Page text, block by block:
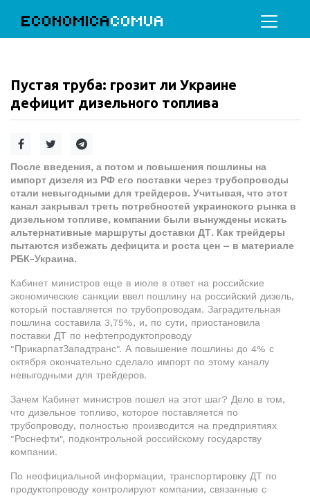
ECONOMICACOMUA
Пустая труба: грозит ли Украине
дефицит дизельного топлива
После введения, а потом и повышения пошлины на
импорт дизеля из РФ его поставки через трубопроводы
стали невыгодными для трейдеров. Учитывая, что этот
канал закрывал треть потребностей украинского рынка в
дизельном топливе, компании были вынуждены искать
альтернативные маршруты доставки ДТ. Как трейдеры
пытаются избежать дефицита и роста цен – в материале
РБК-Украина.
Кабинет министров еще в июле в ответ на российские
экономические санкции ввел пошлину на российский дизель,
который поставляется по трубопроводам. Заградительная
пошлина составила 3,75%, и, по сути, приостановила
поставки ДТ по нефтепродуктопроводу
"ПрикарпатЗападтранс". А повышение пошлины до 4% с
октября окончательно сделало импорт по этому каналу
невыгодными для трейдеров.
Зачем Кабинет министров пошел на этот шаг? Дело в том,
что дизельное топливо, которое поставляется по
трубопроводу, полностью производится на предприятиях
"Роснефти", подконтрольной российскому государству
компании.
По неофициальной информации, транспортировку ДТ по
продуктопроводу контролируют компании, связанные с